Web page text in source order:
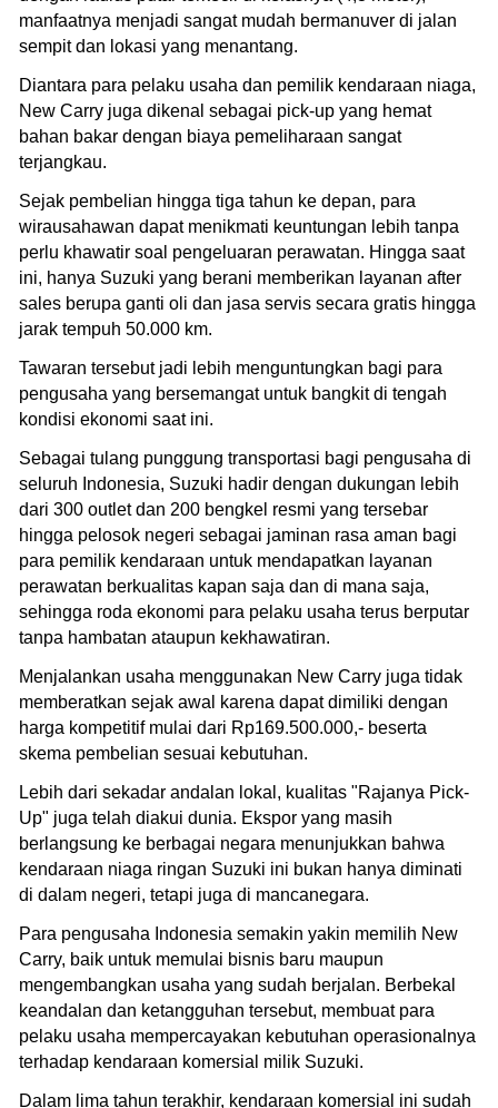
manfaatnya menjadi sangat mudah bermanuver di jalan
sempit dan lokasi yang menantang.
Diantara para pelaku usaha dan pemilik kendaraan niaga,
New Carry juga dikenal sebagai pick-up yang hemat
bahan bakar dengan biaya pemeliharaan sangat
terjangkau.
Sejak pembelian hingga tiga tahun ke depan, para
wirausahawan dapat menikmati keuntungan lebih tanpa
perlu khawatir soal pengeluaran perawatan. Hingga saat
ini, hanya Suzuki yang berani memberikan layanan after
sales berupa ganti oli dan jasa servis secara gratis hingga
jarak tempuh 50.000 km.
Tawaran tersebut jadi lebih menguntungkan bagi para
pengusaha yang bersemangat untuk bangkit di tengah
kondisi ekonomi saat ini.
Sebagai tulang punggung transportasi bagi pengusaha di
seluruh Indonesia, Suzuki hadir dengan dukungan lebih
dari 300 outlet dan 200 bengkel resmi yang tersebar
hingga pelosok negeri sebagai jaminan rasa aman bagi
para pemilik kendaraan untuk mendapatkan layanan
perawatan berkualitas kapan saja dan di mana saja,
sehingga roda ekonomi para pelaku usaha terus berputar
tanpa hambatan ataupun kekhawatiran.
Menjalankan usaha menggunakan New Carry juga tidak
memberatkan sejak awal karena dapat dimiliki dengan
harga kompetitif mulai dari Rp169.500.000,- beserta
skema pembelian sesuai kebutuhan.
Lebih dari sekadar andalan lokal, kualitas "Rajanya Pick-
Up" juga telah diakui dunia. Ekspor yang masih
berlangsung ke berbagai negara menunjukkan bahwa
kendaraan niaga ringan Suzuki ini bukan hanya diminati
di dalam negeri, tetapi juga di mancanegara.
Para pengusaha Indonesia semakin yakin memilih New
Carry, baik untuk memulai bisnis baru maupun
mengembangkan usaha yang sudah berjalan. Berbekal
keandalan dan ketangguhan tersebut, membuat para
pelaku usaha mempercayakan kebutuhan operasionalnya
terhadap kendaraan komersial milik Suzuki.
Dalam lima tahun terakhir, kendaraan komersial ini sudah